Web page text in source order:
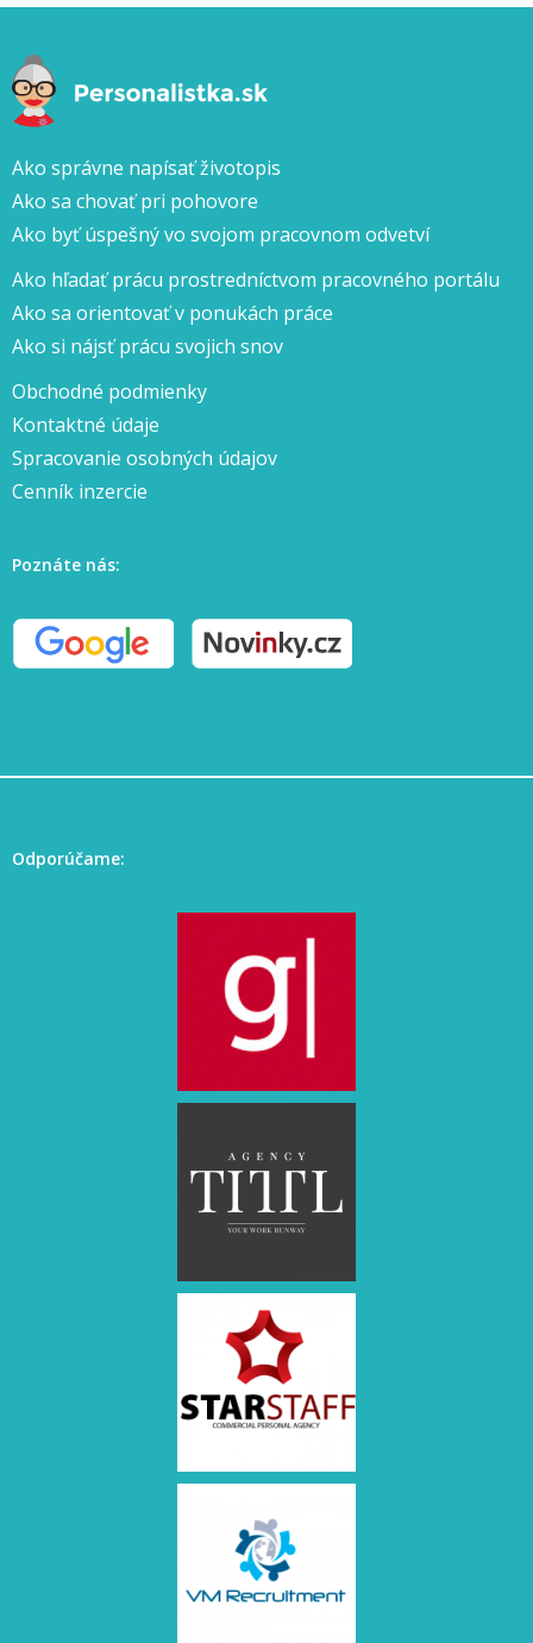
Ako správne napísať životopis
Ako sa chovať pri pohovore
Ako byť úspešný vo svojom pracovnom odvetví
Ako hľadať prácu prostredníctvom pracovného portálu
Ako sa orientovať v ponukách práce
Ako si nájsť prácu svojich snov
Obchodné podmienky
Kontaktné údaje
Spracovanie osobných údajov
Cenník inzercie
Poznáte nás:
Odporúčame: